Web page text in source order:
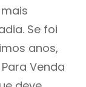
Se foi
anos,
Venda